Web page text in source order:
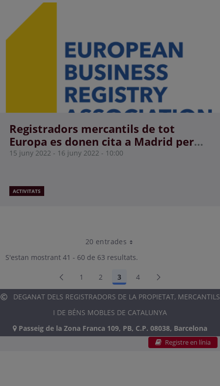
Registradors mercantils de tot
Europa es donen cita a Madrid per
estudiar la seva contribució al pla
15 juny 2022 - 16 juny 2022 10:00
ACTIVITATS
20 entradesPer pàgina
S'estan mostrant 41 - 60 de 63 resultats.
Pàgina
1 Pàgina
2 Pàgina
3 Pàgina
4
DEGANAT DELS REGISTRADORS DE LA PROPIETAT, MERCANTILS
I DE BÉNS MOBLES DE CATALUNYA
Passeig de la Zona Franca 109, PB, C.P. 08038, Barcelona
Registre en línia